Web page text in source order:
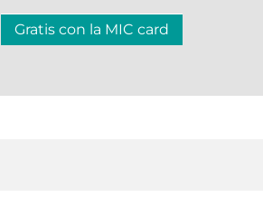
Gratis con la MIC card